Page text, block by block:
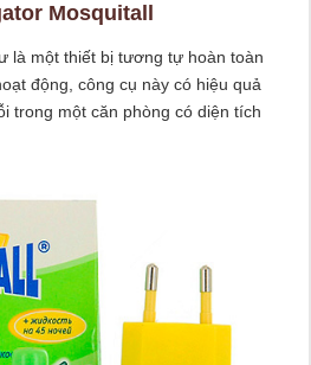
Mosquitall
là một thiết bị tương tự hoàn toàn
động, công cụ này có hiệu quả
trong một căn phòng có diện tích